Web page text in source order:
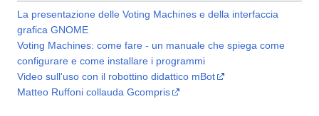
La presentazione delle Voting Machines e della interfaccia
grafica GNOME
Voting Machines: come fare - un manuale che spiega come
configurare e come installare i programmi
Video sull'uso con il robottino didattico mBot
Matteo Ruffoni collauda Gcompris